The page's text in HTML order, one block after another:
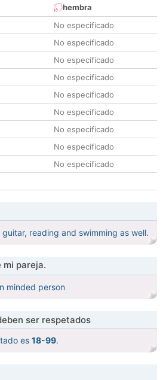
hembra
No especificado
No especificado
No especificado
No especificado
No especificado
No especificado
No especificado
No especificado
No especificado
reading and swimming as well.
mi pareja.
minded person
ser respetados
es 18-99.